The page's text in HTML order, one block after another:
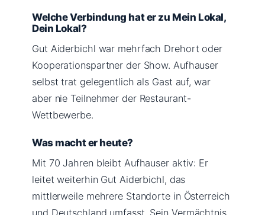
Welche Verbindung hat er zu Mein Lokal,
Dein Lokal?
Gut Aiderbichl war mehrfach Drehort oder
Kooperationspartner der Show. Aufhauser
selbst trat gelegentlich als Gast auf, war
aber nie Teilnehmer der Restaurant-
Wettbewerbe.
Was macht er heute?
Mit 70 Jahren bleibt Aufhauser aktiv: Er
leitet weiterhin Gut Aiderbichl, das
mittlerweile mehrere Standorte in Österreich
und Deutschland umfasst. Sein Vermächtnis